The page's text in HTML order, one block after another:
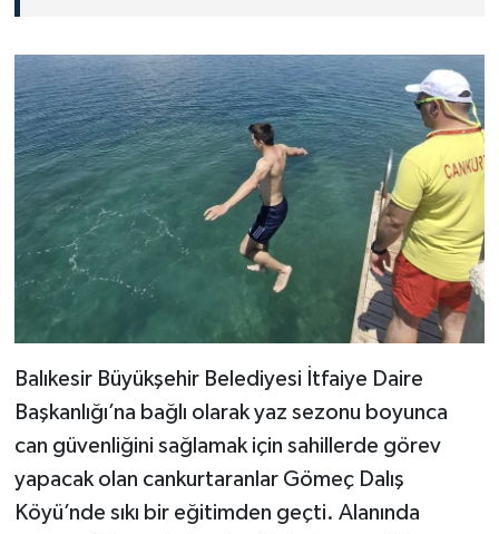
Balıkesir Büyükşehir Belediyesi İtfaiye Daire
Başkanlığı’na bağlı olarak yaz sezonu boyunca
can güvenliğini sağlamak için sahillerde görev
yapacak olan cankurtaranlar Gömeç Dalış
Köyü’nde sıkı bir eğitimden geçti. Alanında